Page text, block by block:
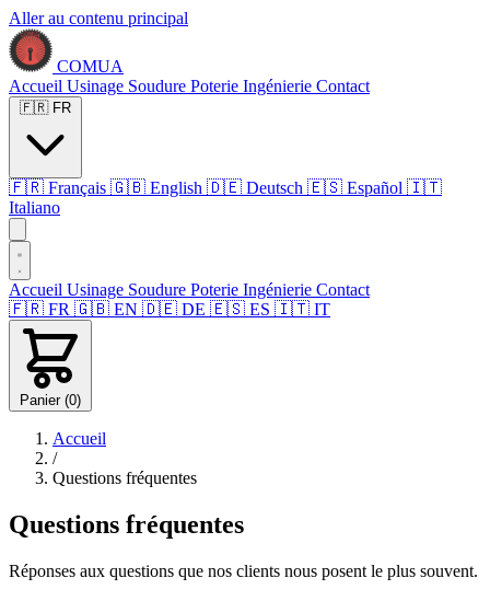
Aller au contenu principal
COMUA
Accueil Usinage Soudure Poterie Ingénierie Contact
🇫🇷
🇫🇷 Français 🇬🇧 English 🇩🇪 Deutsch 🇪🇸 Español 🇮🇹
Italiano
Accueil Usinage Soudure Poterie Ingénierie Contact
🇫🇷 FR 🇬🇧 EN 🇩🇪 DE 🇪🇸 ES 🇮🇹 IT
Panier (0)
Accueil
/
Questions fréquentes
Questions fréquentes
Réponses aux questions que nos clients nous posent le plus souvent.